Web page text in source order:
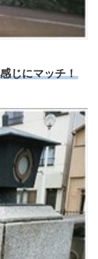
じにマッチ！